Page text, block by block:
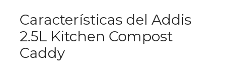
Características del Addis
2.5L Kitchen Compost
Caddy